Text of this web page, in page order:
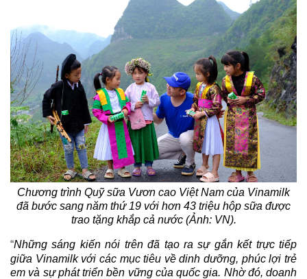
Chương trình Quỹ sữa Vươn cao Việt Nam của Vinamilk
đã bước sang năm thứ 19 với hơn 43 triệu hộp sữa được
trao tặng khắp cả nước (Ảnh: VN).
“Những sáng kiến nói trên đã tạo ra sự gắn kết trực tiếp
giữa Vinamilk với các mục tiêu về dinh dưỡng, phúc lợi trẻ
em và sự phát triển bền vững của quốc gia. Nhờ đó, doanh